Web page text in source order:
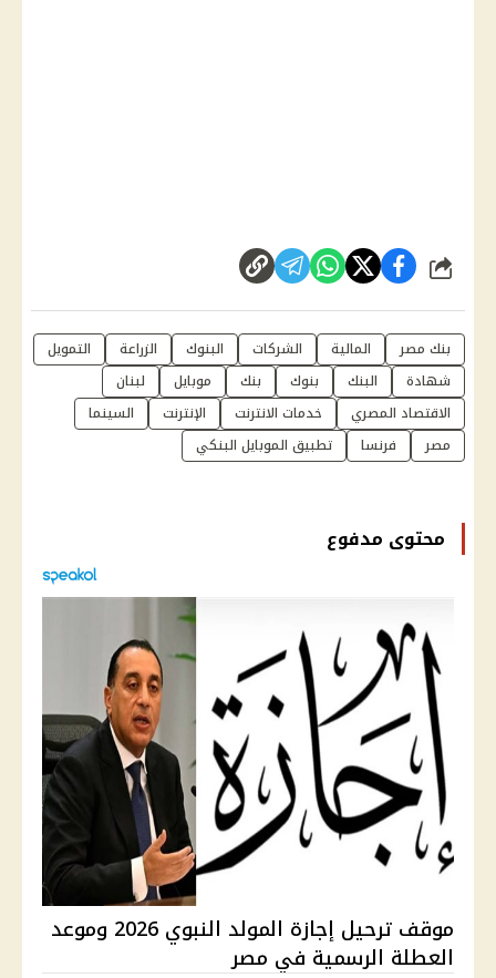
شارك
بنك مصر المالية الشركات البنوك الزراعة
التمويل
شهادة
البنك بنوك بنك موبايل
لبنان
الاقتصاد المصري
خدمات الانترنت الإنترنت
السينما
مصر
فرنسا تطبيق الموبايل البنكي
محتوى مدفوع
موقف ترحيل إجازة المولد النبوي 2026 وموعد
العطلة الرسمية في مصر